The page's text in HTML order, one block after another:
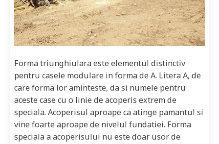
Forma triunghiulara este elementul distinctiv
pentru casele modulare in forma de A. Litera A, de
care forma lor aminteste, da si numele pentru
aceste case cu o linie de acoperis extrem de
speciala. Acoperisul aproape ca atinge pamantul si
vine foarte aproape de nivelul fundatiei. Forma
speciala a acoperisului nu este doar usor de